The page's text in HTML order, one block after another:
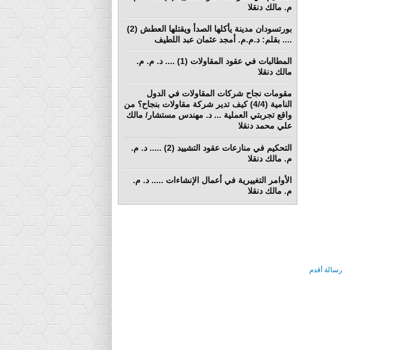
رسالة أقدم
م. مالك دنقلا
بورتسودان مدينة يأكلها الصدأ ويقتلها العطش (2)
.... بقلم: د.م.م. أمجد عثمان عبد اللطيف
المطالبات في عقود المقاولات (1) .... د. م. م.
مالك دنقلا
مقومات نجاح شركات المقاولات في الدول
النامية (4/4) كيف تدير شركة مقاولات بنجاح؟ من
واقع تجربتي العملية ... د. مهندس مستشار/ مالك
علي محمد دنقلا
التحكيم في منازعات عقود التشييد (2) ..... د. م.
م. مالك دنقلا
الأوامر التغييرية في أعمال الإنشاءات ..... د. م.
م. مالك دنقلا